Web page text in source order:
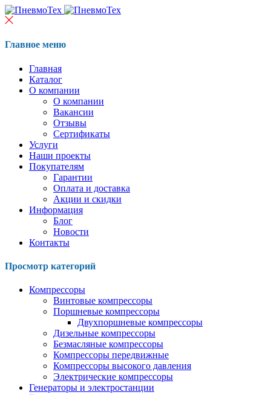
Главное меню
Главная
Каталог
О компании
О компании
Вакансии
Отзывы
Сертификаты
Услуги
Наши проекты
Покупателям
Гарантии
Оплата и доставка
Акции и скидки
Информация
Блог
Новости
Контакты
Просмотр категорий
Компрессоры
Винтовые компрессоры
Поршневые компрессоры
Двухпоршневые компрессоры
Дизельные компрессоры
Безмасляные компрессоры
Компрессоры передвижные
Компрессоры высокого давления
Электрические компрессоры
Генераторы и электростанции